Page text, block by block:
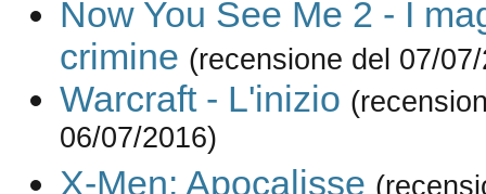
Now You See Me 2 - I
crimine (recensione del 07/
Warcraft - L'inizio
06/07/2016)
X-Men: Apocalisse